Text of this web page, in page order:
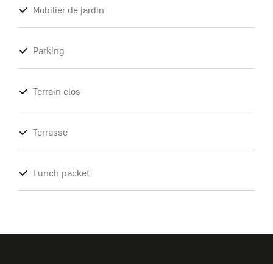
Mobilier de jardin
Parking
Terrain clos
Terrasse
Lunch packet